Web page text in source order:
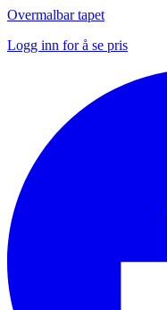
Overmalbar tapet
Logg inn for å se pris